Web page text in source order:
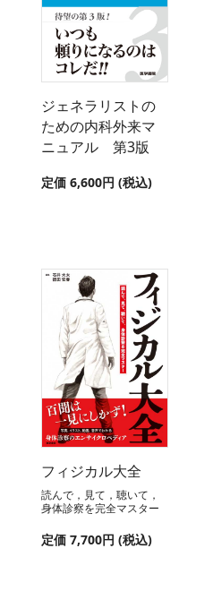
ジェネラリストの
ための内科外来マ
ニュアル 第3版
定価 6,600円 (税込)
フィジカル大全
読んで，見て，聴いて，
身体診察を完全マスター
定価 7,700円 (税込)